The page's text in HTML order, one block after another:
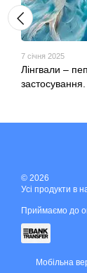
7 січня 2025
Лінгвали –
застосування.
© 2026
Усі продукти в
Приймаємо до
Мобільна